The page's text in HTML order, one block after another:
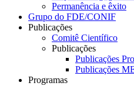
Permanência e êxito
Grupo do FDE/CONIF
Publicações
Comitê Científico
Publicações
Publicações
Publicações
Programas